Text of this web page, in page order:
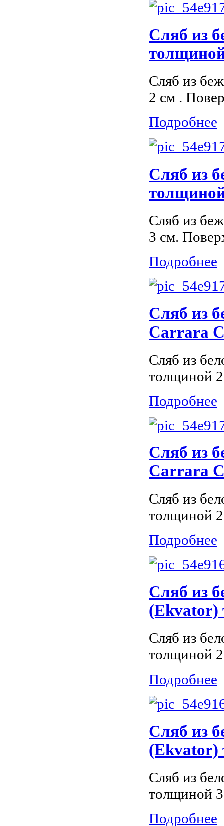
Сляб из
Сляб из
2 см .
Подробнее
Сляб из
Сляб из
3 см.
Подробнее
Сляб из
Carrara
Сляб из
толщиной
Подробнее
Сляб из
Carrara
Сляб из
толщиной
Подробнее
Сляб из
(Ekvator)
Сляб из
толщиной
Подробнее
Сляб из
(Ekvator)
Сляб из
толщиной
Подробнее